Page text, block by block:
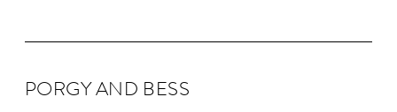
PORGY AND BESS